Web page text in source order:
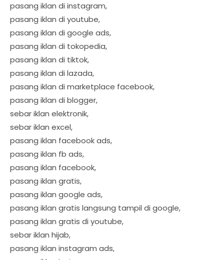
pasang iklan di instagram,
pasang iklan di youtube,
pasang iklan di google ads,
pasang iklan di tokopedia,
pasang iklan di tiktok,
pasang iklan di lazada,
pasang iklan di marketplace facebook,
pasang iklan di blogger,
sebar iklan elektronik,
sebar iklan excel,
pasang iklan facebook ads,
pasang iklan fb ads,
pasang iklan facebook,
pasang iklan gratis,
pasang iklan google ads,
pasang iklan gratis langsung tampil di google,
pasang iklan gratis di youtube,
sebar iklan hijab,
pasang iklan instagram ads,